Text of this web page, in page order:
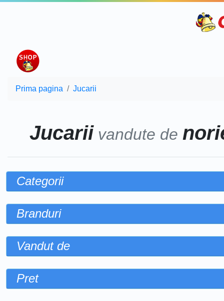
Prima pagina Jucarii
Jucariivandute de
Categorii
Branduri
Vandut de
Pret